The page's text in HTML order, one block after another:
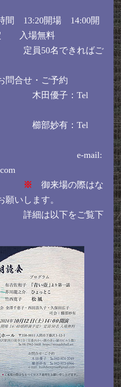
場 14:00開
入場無料
きればご
ご予約
：Tel
：Tel
※ 御来場の際はな
いします。
をご覧下